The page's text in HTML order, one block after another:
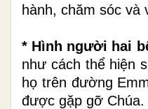
hành, chăm sóc và
* Hình người hai
như cách thể hiện
họ trên đường
được gặp gỡ Chúa.